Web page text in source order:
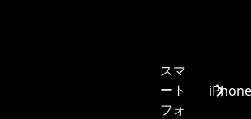
スマ
ート
フォ
iPhone